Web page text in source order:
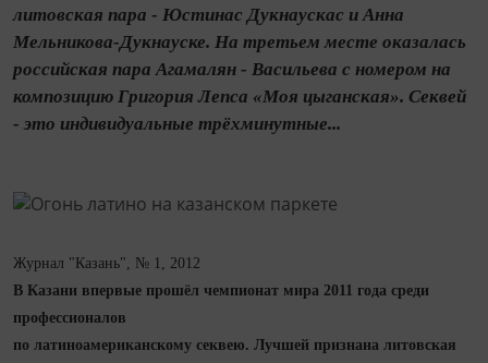
литовская пара - Юстинас Дукнаускас и Анна
Мельникова-Дукнауске. На третьем месте оказалась
российская пара Агамалян - Васильева с номером на
композицию Григория Лепса «Моя цыганская». Секвей
- это индивидуальные трёхминутные...
Журнал "Казань", № 1, 2012
В Казани впервые прошёл чемпионат мира 2011 года среди
профессионалов
по латиноамериканскому секвею. Лучшей признана литовская